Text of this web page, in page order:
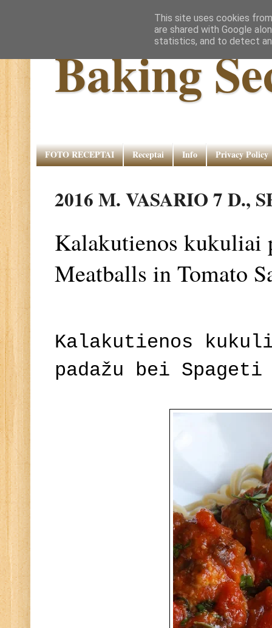
Baking
FOTO RECEPTAI Receptai Info Privacy Policy
2016 M. VASARIO 7 D.,
Kalakutienos kukuliai
Meatballs in Tomato
Kalakutienos
padažu bei Spageti
This site uses cookies
are shared with Google
statistics, and to detect